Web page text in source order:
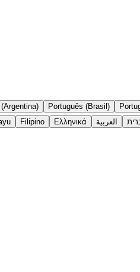
Português (Brasil)
Filipino Ελληνικά العربية